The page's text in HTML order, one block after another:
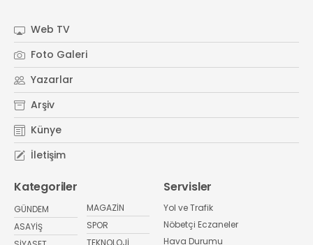
Web TV
Foto Galeri
Yazarlar
Arşiv
Künye
İletişim
Kategoriler
GÜNDEM
ASAYİŞ
MAGAZİN
SPOR
TEKNOLOJİ
Servisler
Yol ve Trafik
Nöbetçi Eczaneler
Hava Durumu